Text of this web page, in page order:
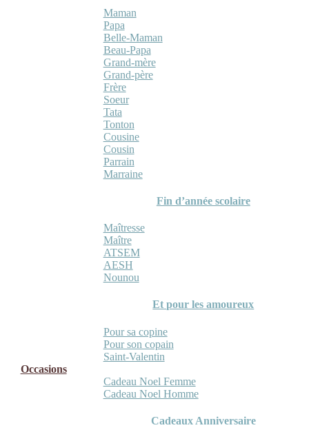
Maman
Papa
Belle-Maman
Beau-Papa
Grand-mère
Grand-père
Frère
Soeur
Tata
Tonton
Cousine
Cousin
Parrain
Marraine
Fin d’année scolaire
Maîtresse
Maître
ATSEM
AESH
Nounou
Et pour les amoureux
Pour sa copine
Pour son copain
Saint-Valentin
Occasions
Cadeau Noel Femme
Cadeau Noel Homme
Cadeaux Anniversaire